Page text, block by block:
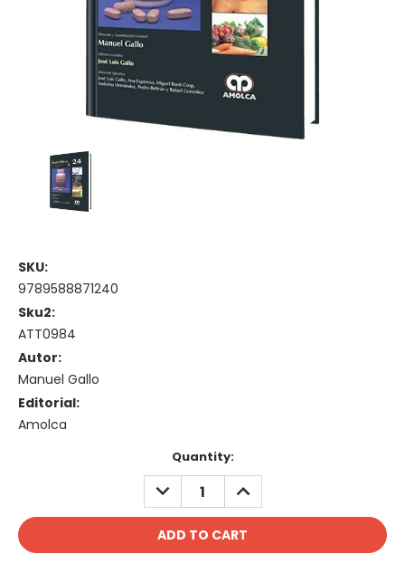
SKU:
9789588871240
Sku2:
ATT0984
Autor:
Manuel Gallo
Editorial:
Amolca
Quantity:
DECREASE
QUANTITY:
INCREASE
QUANTITY: